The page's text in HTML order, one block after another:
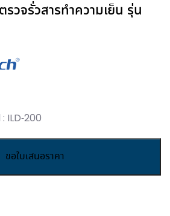
รวจรั่วสารทำความเย็น รุ่น
ILD-200
ขอใบเสนอราคา